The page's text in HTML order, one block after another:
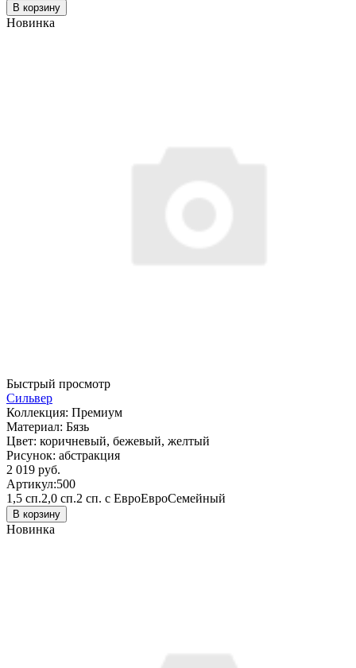
В корзину
Новинка
Быстрый просмотр
Сильвер
Коллекция: Премиум
Материал: Бязь
Цвет: коричневый, бежевый, желтый
Рисунок: абстракция
2 019 руб.
Артикул:500
1,5 сп.2,0 сп.2 сп. с ЕвроЕвроСемейный
В корзину
Новинка